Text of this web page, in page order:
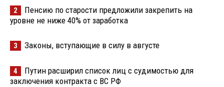
2
Пенсию по старости предложили закрепить на
уровне не ниже 40% от заработка
3 Законы, вступающие в силу в августе
4
Путин расширил список лиц с судимостью для
заключения контракта с ВС РФ